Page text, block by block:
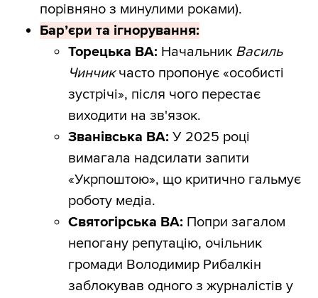
порівняно з минулими роками).
Бар’єри та ігнорування:
Торецька ВА: Начальник Василь
Чинчикчасто пропонує «особисті
зустрічі», після чого перестає
виходити на зв'язок.
Званівська ВА: У 2025 році
вимагала надсилати запити
«Укрпоштою», що критично гальмує
роботу медіа.
Святогірська ВА: Попри загалом
непогану репутацію, очільник
громади Володимир Рибалкін
заблокував одного з журналістів у